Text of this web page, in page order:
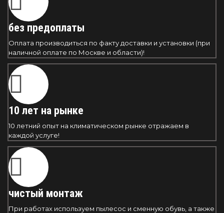
без предоплаты
Оплата производиться по факту доставки и установки (при
наличной оплате по Москве и области)!
10 лет на рынке
10 летний опыт на климатическом рынке отражаем в
каждой услуге!
чистый монтаж
При работах используем пылесос и сменную обувь, а также